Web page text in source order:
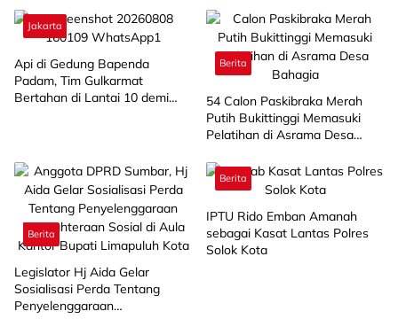
Jakarta
Api di Gedung Bapenda
Padam, Tim Gulkarmat
Bertahan di Lantai 10 demi
Berita
‎54 Calon Paskibraka Merah
Putih Bukittinggi Memasuki
Pelatihan di Asrama Desa
Berita
Legislator Hj Aida Gelar
Sosialisasi Perda Tentang
Penyelenggaraan
Berita
IPTU Rido Emban Amanah
sebagai Kasat Lantas Polres
Solok Kota